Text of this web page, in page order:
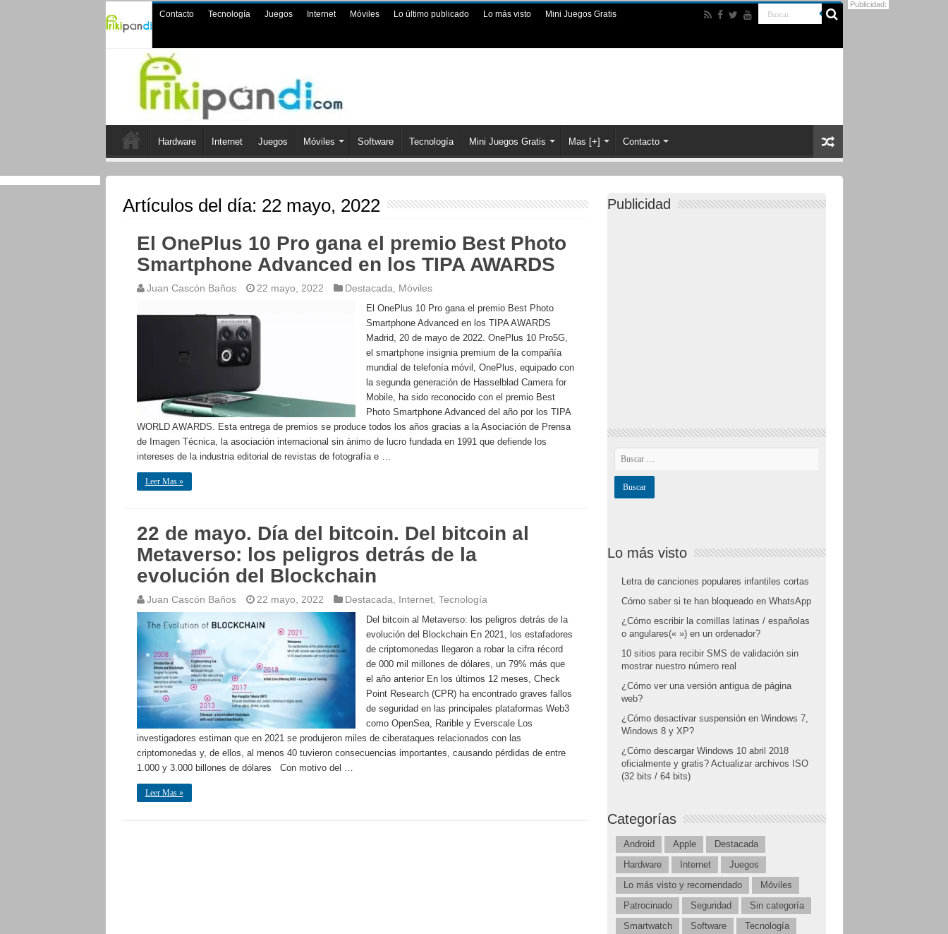
Contacto Tecnología Juegos Internet Móviles Lo último publicado Lo más visto Mini Juegos Gratis
Hardware Internet Juegos Móviles Software Tecnología Mini Juegos Gratis Mas [+] Contacto
Artículos del día: 22 mayo, 2022
El OnePlus 10 Pro gana el premio Best Photo
Smartphone Advanced en los TIPA AWARDS
Juan Cascón Baños 22 mayo, 2022 Destacada Móviles
El OnePlus 10 Pro gana el premio Best Photo
Smartphone Advanced en los TIPA AWARDS
Madrid, 20 de mayo de 2022. OnePlus 10 Pro5G,
el smartphone insignia premium de la compañía
mundial de telefonía móvil, OnePlus, equipado con
la segunda generación de Hasselblad Camera for
Mobile, ha sido reconocido con el premio Best
Photo Smartphone Advanced del año por los TIPA
WORLD AWARDS. Esta entrega de premios se produce todos los años gracias a la Asociación de Prensa
de Imagen Técnica, la asociación internacional sin ánimo de lucro fundada en 1991 que defiende los
intereses de la industria editorial de revistas de fotografía e …
Leer Mas »
22 de mayo. Día del bitcoin. Del bitcoin al
Metaverso: los peligros detrás de la
evolución del Blockchain
Juan Cascón Baños 22 mayo, 2022 Destacada Internet, Tecnología
Del bitcoin al Metaverso: los peligros detrás de la
evolución del Blockchain En 2021, los estafadores
de criptomonedas llegaron a robar la cifra récord
de 000 mil millones de dólares, un 79% más que
el año anterior En los últimos 12 meses, Check
Point Research (CPR) ha encontrado graves fallos
de seguridad en las principales plataformas Web3
como OpenSea, Rarible y Everscale Los
investigadores estiman que en 2021 se produjeron miles de ciberataques relacionados con las
criptomonedas y, de ellos, al menos 40 tuvieron consecuencias importantes, causando pérdidas de entre
1.000 y 3.000 billones de dólares Con motivo del …
Leer Mas »
Publicidad
Lo más visto
Letra de canciones populares infantiles cortas
Cómo saber si te han bloqueado en WhatsApp
¿Cómo escribir la comillas latinas / españolas
o angulares(« ») en un ordenador?
10 sitios para recibir SMS de validación sin
mostrar nuestro número real
¿Cómo ver una versión antigua de página
web?
¿Cómo desactivar suspensión en Windows 7,
Windows 8 y XP?
¿Cómo descargar Windows 10 abril 2018
oficialmente y gratis? Actualizar archivos ISO
(32 bits / 64 bits)
Categorías
Android Apple
Destacada
Hardware
Internet
Juegos
Lo más visto y recomendado
Móviles
Patrocinado
Seguridad
Sin categoría
Smartwatch
Software Tecnología
Publicidad: